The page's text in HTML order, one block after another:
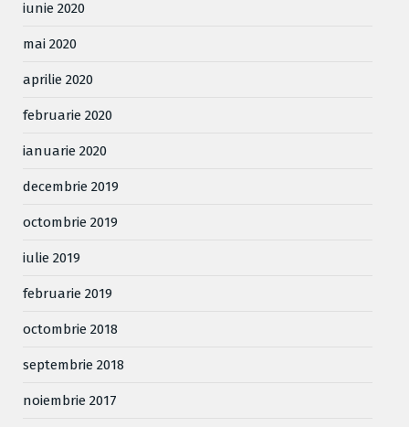
iunie 2020
mai 2020
aprilie 2020
februarie 2020
ianuarie 2020
decembrie 2019
octombrie 2019
iulie 2019
februarie 2019
octombrie 2018
septembrie 2018
noiembrie 2017